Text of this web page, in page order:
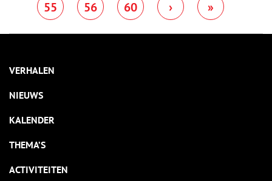
55
56 60 › »
VERHALEN
NIEUWS
KALENDER
THEMA’S
ACTIVITEITEN